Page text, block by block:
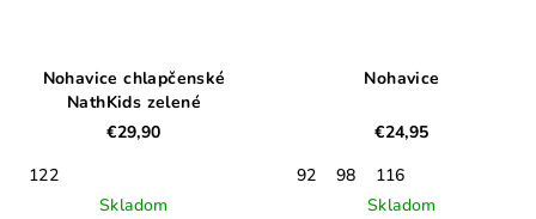
Nohavice chlapčenské
NathKids zelené
€29,90
122
Skladom
Nohavice
€24,95
92
98
116
Skladom